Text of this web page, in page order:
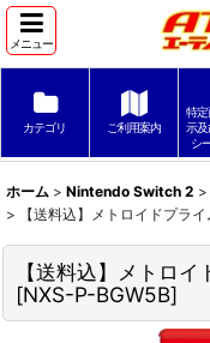
メニュー
カテゴリ ご利用案内
特定
示及
シ
ホーム > Nintendo Switch 2 >
>
【送料込】メトロイドプラ
【送料込】メトロ
[NXS-P-BGW5B]